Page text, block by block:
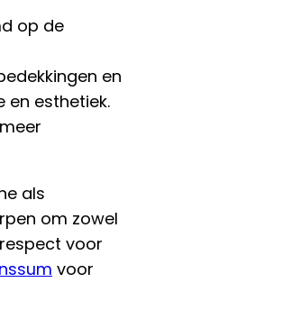
op de
en
esthetiek.
als
om zowel
voor
voor